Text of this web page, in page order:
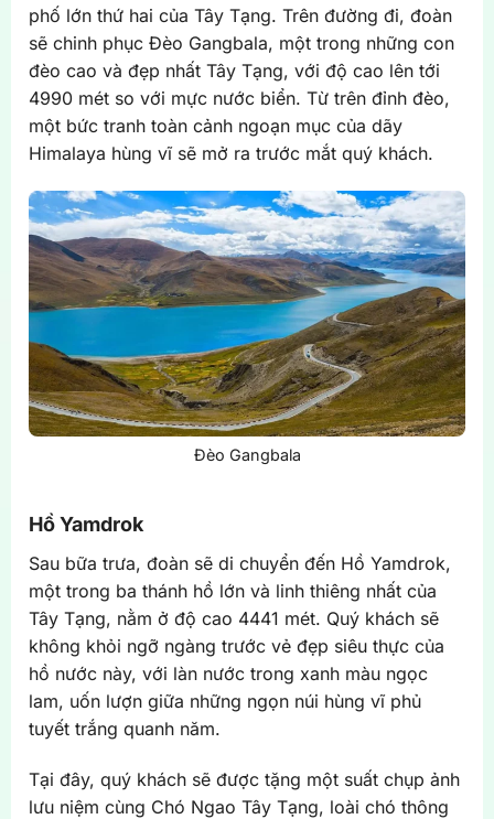
phố lớn thứ hai của Tây Tạng. Trên đường đi, đoàn
sẽ chinh phục Đèo Gangbala, một trong những con
đèo cao và đẹp nhất Tây Tạng, với độ cao lên tới
4990 mét so với mực nước biển. Từ trên đỉnh đèo,
một bức tranh toàn cảnh ngoạn mục của dãy
Himalaya hùng vĩ sẽ mở ra trước mắt quý khách.
Đèo Gangbala
Hồ Yamdrok
Sau bữa trưa, đoàn sẽ di chuyển đến Hồ Yamdrok,
một trong ba thánh hồ lớn và linh thiêng nhất của
Tây Tạng, nằm ở độ cao 4441 mét. Quý khách sẽ
không khỏi ngỡ ngàng trước vẻ đẹp siêu thực của
hồ nước này, với làn nước trong xanh màu ngọc
lam, uốn lượn giữa những ngọn núi hùng vĩ phủ
tuyết trắng quanh năm.
Tại đây, quý khách sẽ được tặng một suất chụp ảnh
lưu niệm cùng Chó Ngao Tây Tạng, loài chó thông